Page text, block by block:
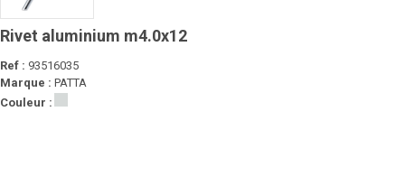
Rivet aluminium m4.0x12
Ref : 93516035
Marque : PATTA
Couleur :